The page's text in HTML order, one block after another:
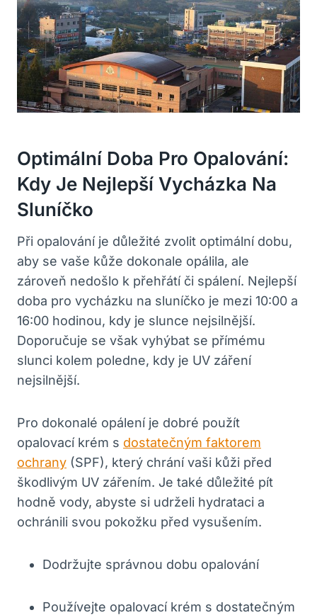
Optimální Doba Pro Opalování:
Kdy Je Nejlepší Vycházka Na
Sluníčko
Při opalování je důležité zvolit optimální dobu,
aby se vaše kůže dokonale opálila, ale
zároveň nedošlo k přehřátí či spálení. Nejlepší
doba pro vycházku na sluníčko je mezi 10:00 a
16:00 hodinou, kdy je slunce nejsilnější.
Doporučuje se však vyhýbat se přímému
slunci kolem poledne, kdy je UV záření
nejsilnější.
Pro dokonalé opálení je dobré použít
opalovací krém s dostatečným faktorem
ochrany (SPF), který chrání vaši kůži před
škodlivým UV zářením. Je také důležité pít
hodně vody, abyste si udrželi hydrataci a
ochránili svou pokožku před vysušením.
Dodržujte správnou dobu opalování
Používejte opalovací krém s dostatečným